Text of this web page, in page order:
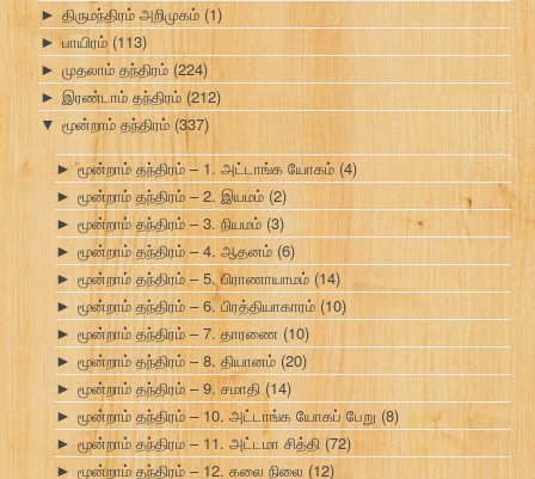
► திருமந்திரம் அறிமுகம் (1)
► பாயிரம் (113)
► முதலாம் தந்திரம் (224)
► இரண்டாம் தந்திரம் (212)
▼ மூன்றாம் தந்திரம் (337)
► மூன்றாம் தந்திரம் – 1. அட்டாங்க யோகம் (4)
► மூன்றாம் தந்திரம் – 2. இயமம் (2)
► மூன்றாம் தந்திரம் – 3. நியமம் (3)
► மூன்றாம் தந்திரம் – 4. ஆதனம் (6)
► மூன்றாம் தந்திரம் – 5. பிராணாயாமம் (14)
► மூன்றாம் தந்திரம் – 6. பிரத்தியாகாரம் (10)
► மூன்றாம் தந்திரம் – 7. தாரணை (10)
► மூன்றாம் தந்திரம் – 8. தியானம் (20)
► மூன்றாம் தந்திரம் – 9. சமாதி (14)
► மூன்றாம் தந்திரம் – 10. அட்டாங்க யோகப் பேறு (8)
► மூன்றாம் தந்திரம – 11. அட்டமா சித்தி (72)
► மூன்றாம் தந்திரம் – 12. கலை நிலை (12)